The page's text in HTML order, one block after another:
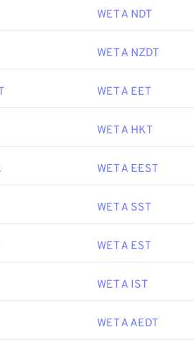
WET A NDT
WET A NZDT
WET A EET
WET A HKT
WET A EEST
WET A SST
WET A EST
WET A IST
WET A AEDT